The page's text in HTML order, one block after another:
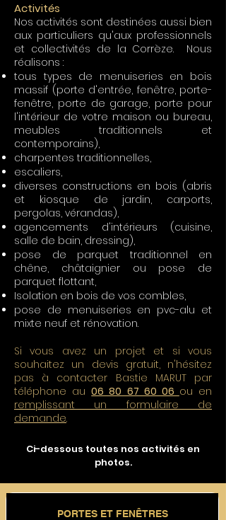
Activités
Nos activités sont destinées aussi bien
aux particuliers qu'aux professionnels
et collectivités de la Corrèze. Nous
réalisons :
tous types de menuiseries en bois
massif (porte d'entrée, fenêtre, porte-
fenêtre, porte de garage, porte pour
l'intérieur de votre maison ou bureau,
meubles traditionnels et
contemporains),
charpentes traditionnelles,
escaliers,
diverses constructions en bois (abris
et kiosque de jardin, carports,
pergolas, vérandas),
agencements d'intérieurs (cuisine,
salle de bain, dressing),
pose de parquet traditionnel en
chêne, châtaignier ou pose de
parquet flottant,
Isolation en bois de vos combles,
pose de menuiseries en pvc-alu et
mixte neuf et rénovation.
Si vous avez un projet et si vous
souhaitez un devis gratuit, n'hésitez
pas à contacter Bastie MARUT par
téléphone au06 80 67 60 06 ou en
remplissant un formulaire de
demande.
Ci-dessous toutes nos activités en
photos.
PORTES ET FENÊTRES